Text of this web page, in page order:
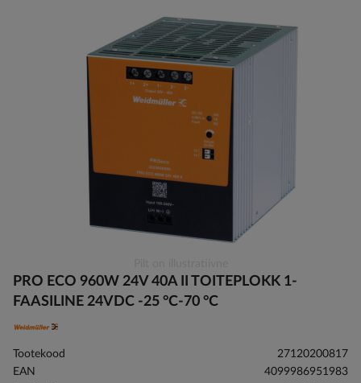
to
the
of
images
gallery
PRO ECO 960W 24V 40A II TOITEPLOKK 1-
FAASILINE 24VDC -25 °C-70 °C
Tootekood
27120200817
EAN
4099986951983